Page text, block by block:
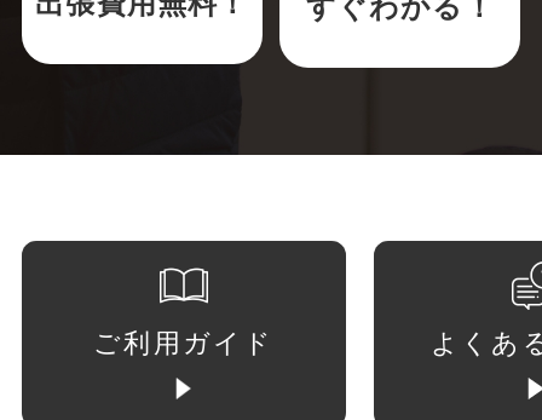
すぐわかる！
ご利用ガイド よくあ